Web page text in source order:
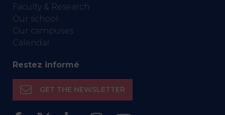
Faculty & Research
Our school
Our campuses
Calendar
Restez informé
GET THE NEWSLETTER